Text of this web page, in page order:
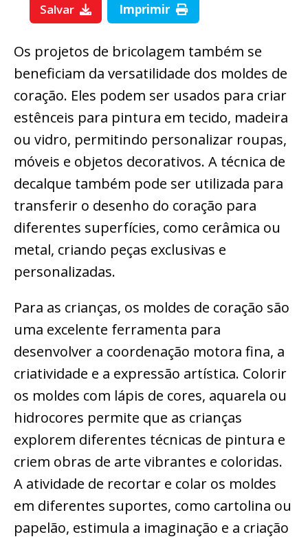
Salvar Imprimir
Os projetos de bricolagem também se
beneficiam da versatilidade dos moldes de
coração. Eles podem ser usados para criar
estênceis para pintura em tecido, madeira
ou vidro, permitindo personalizar roupas,
móveis e objetos decorativos. A técnica de
decalque também pode ser utilizada para
transferir o desenho do coração para
diferentes superfícies, como cerâmica ou
metal, criando peças exclusivas e
personalizadas.
Para as crianças, os moldes de coração são
uma excelente ferramenta para
desenvolver a coordenação motora fina, a
criatividade e a expressão artística. Colorir
os moldes com lápis de cores, aquarela ou
hidrocores permite que as crianças
explorem diferentes técnicas de pintura e
criem obras de arte vibrantes e coloridas.
A atividade de recortar e colar os moldes
em diferentes suportes, como cartolina ou
papelão, estimula a imaginação e a criação